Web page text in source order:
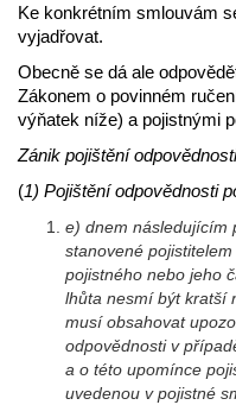
Ke konkrétním smlouvám
vyjadřovat.
Obecně se dá ale
Zákonem o povinném
výňatek níže) a pojistnými
Zánik pojištění odpovědnosti
(1) Pojištění odpovědnosti
e) dnem následujícím
stanovené
pojistného nebo jeho
lhůta nesmí být kratší
musí obsahovat
odpovědnosti v
a o této upomínce
uvedenou v pojistné